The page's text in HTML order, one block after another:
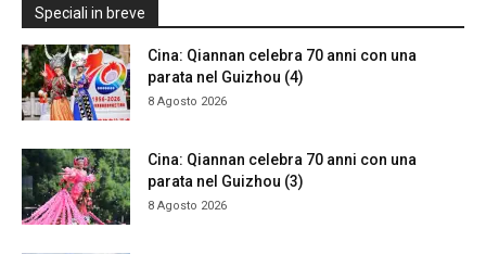
Speciali in breve
Cina: Qiannan celebra 70 anni con una
parata nel Guizhou (4)
8 Agosto 2026
Cina: Qiannan celebra 70 anni con una
parata nel Guizhou (3)
8 Agosto 2026